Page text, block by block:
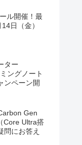
ル開催！最
日（金）
ター
ングノート
ンペーン開
Gen
Core Ultra搭
問にお答え